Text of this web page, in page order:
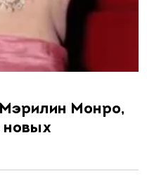
Монро,
новых